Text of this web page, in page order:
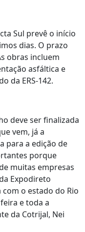
Sul prevê o início
dias. O prazo
obras incluem
asfáltica e
da ERS-142.
deve ser finalizada
vem, já a
para a edição de
porque
muitas empresas
Expodireto
o estado do Rio
e toda a
da Cotrijal, Nei